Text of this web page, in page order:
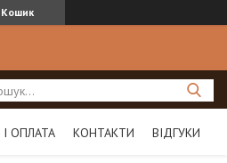
Кошик
ОПЛАТА КОНТАКТИ ВІДГУКИ